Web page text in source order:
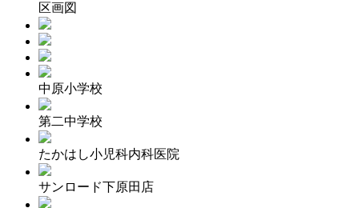
区画図
中原小学校
第二中学校
たかはし小児科内科医院
サンロード下原田店